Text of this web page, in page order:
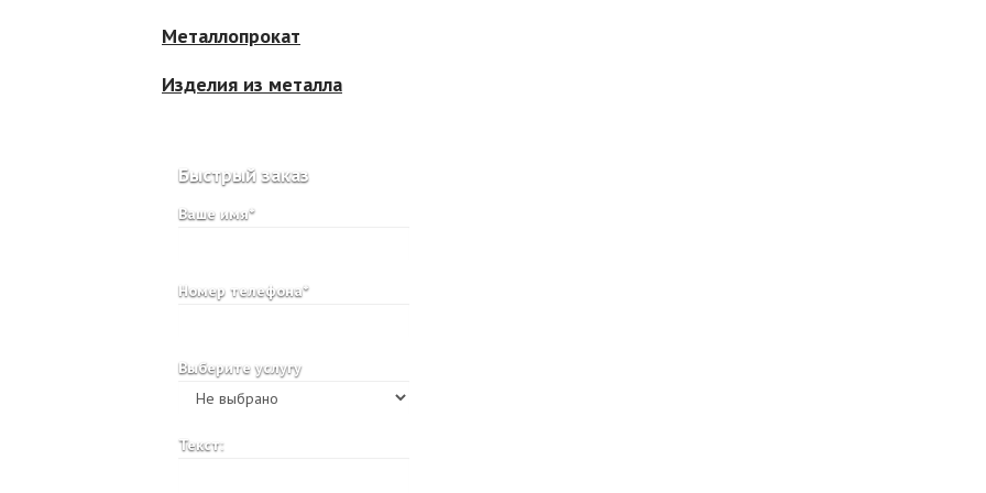
Металлопрокат
Изделия из металла
Быстрый заказ
Ваше имя*
Номер телефона*
Выберите услугу
Текст: